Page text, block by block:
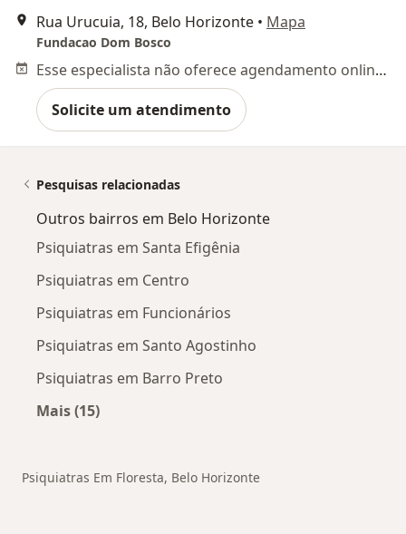
Rua Urucuia, 18, Belo Horizonte • Mapa
Fundacao Dom Bosco
Esse especialista não oferece agendamento online para esse endereço.
Solicite um atendimento
Pesquisas relacionadas
Outros bairros em Belo Horizonte
Psiquiatras em Santa Efigênia
Psiquiatras em Centro
Psiquiatras em Funcionários
Psiquiatras em Santo Agostinho
Psiquiatras em Barro Preto
Mais (15)
Psiquiatras Em Floresta, Belo Horizonte